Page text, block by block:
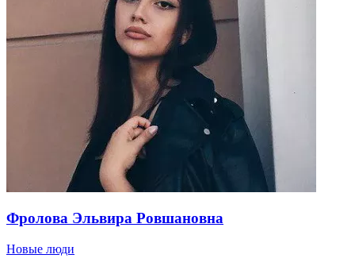
Фролова Эльвира Ровшановна
Новые люди